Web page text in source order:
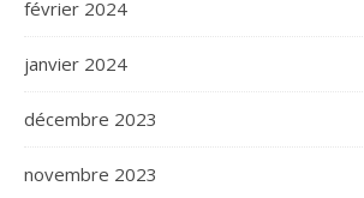
février 2024
janvier 2024
décembre 2023
novembre 2023